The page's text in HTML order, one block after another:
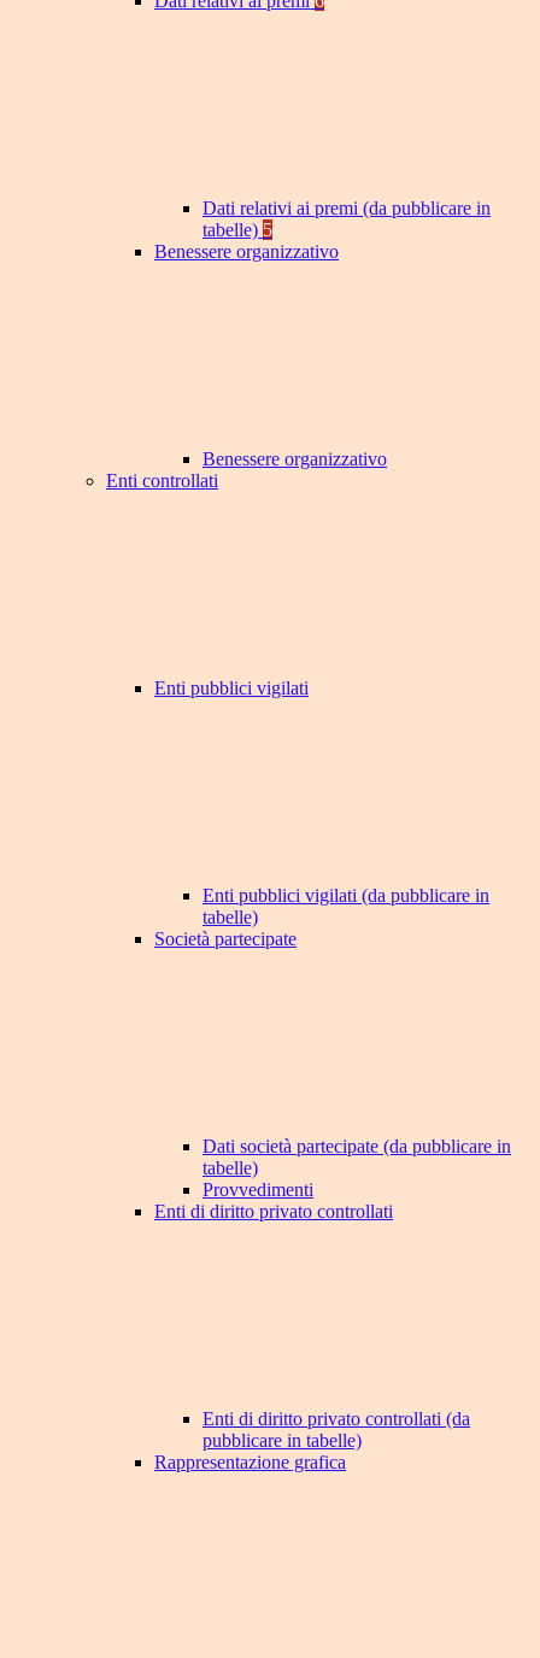
Dati relativi ai premi (da pubblicare in
tabelle) 5
Benessere organizzativo
Benessere organizzativo
Enti controllati
Enti pubblici vigilati
Enti pubblici vigilati (da pubblicare in
tabelle)
Società partecipate
Dati società partecipate (da pubblicare in
tabelle)
Provvedimenti
Enti di diritto privato controllati
Enti di diritto privato controllati (da
pubblicare in tabelle)
Rappresentazione grafica